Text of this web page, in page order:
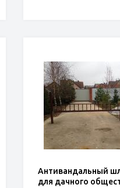
Антивандальный
для дачного